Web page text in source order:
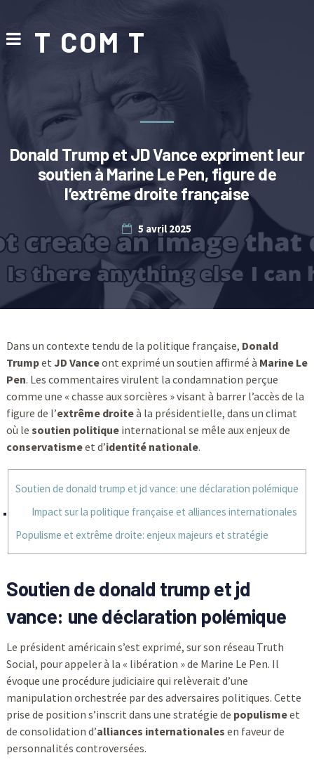
T COM T
Donald Trump et JD Vance expriment leur
soutien à Marine Le Pen, figure de
l’extrême droite française
5 avril 2025
Dans un contexte tendu de la politique française, Donald
Trumpet JD Vanceont exprimé un soutien affirmé à Marine Le
Pen. Les commentaires virulent la condamnation perçue
comme une « chasse aux sorcières » visant à barrer l’accès de la
figure de l’extrême droiteà la présidentielle, dans un climat
où le soutien politiqueinternational se mêle aux enjeux de
conservatismeet d’identité nationale.
Soutien de donald trump et jd vance: une déclaration polémique
Impact sur la politique française et alliances internationales
Populisme et extrême droite: enjeux majeurs et stratégie
Soutien de donald trump et jd
vance: une déclaration polémique
Le président américain s’est exprimé, sur son réseau Truth
Social, pour appeler à la « libération » de Marine Le Pen. Il
évoque une procédure judiciaire qui relèverait d’une
manipulation orchestrée par des adversaires politiques. Cette
prise de position s’inscrit dans une stratégie de populismeet
de consolidation d’alliances internationales en faveur de
personnalités controversées.